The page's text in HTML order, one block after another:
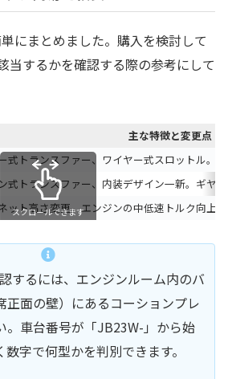
にまとめました。購入を検討して
当するかを確認する際の参考にして
主な特徴と変更点
式トランスファー、ワイヤー式スロットル。
式トランスファー、内装デザイン一新。ギヤ
ット高さ変更。エンジンの中低速トルク向上
スクロールできます
するには、エンジンルーム内のバ
正面の壁）にあるコーションプレ
。車台番号が「JB23W-」から始
字で何型かを判別できます。